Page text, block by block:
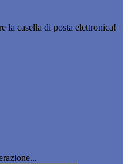
la casella di posta elettronica!